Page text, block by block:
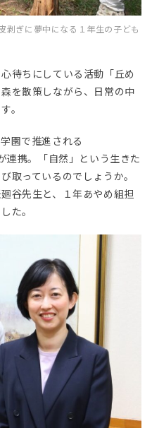
剥ぎに夢中になる１年生の子ども
待ちにしている活動「丘め
を散策しながら、日常の中
。
園で推進される
連携。「自然」という生きた
取っているのでしょうか。
谷先生と、１年あやめ組担
た。